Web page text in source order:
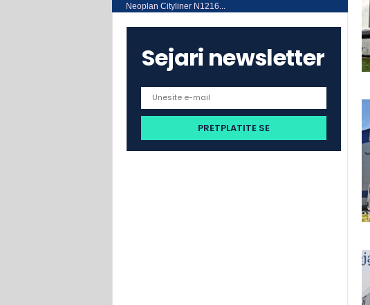
Neoplan Cityliner N1216...
Sejari newsletter